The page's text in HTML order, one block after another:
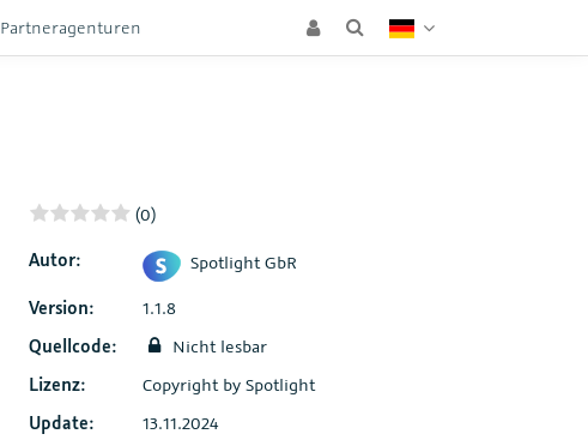
Partneragenturen
(0)
Autor:
Spotlight GbR
Version:
1.1.8
Quellcode:
Nicht lesbar
Lizenz:
Copyright by Spotlight
Update:
13.11.2024